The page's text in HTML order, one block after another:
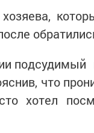
подсудимый
что
хотел